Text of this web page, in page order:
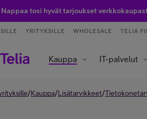
Nappaa tosi hyvät tarjoukset
YRITYKSILLE WHOLESALE TELIA
Kauppa IT-palvelut
/Kauppa/Lisätarvikkeet/